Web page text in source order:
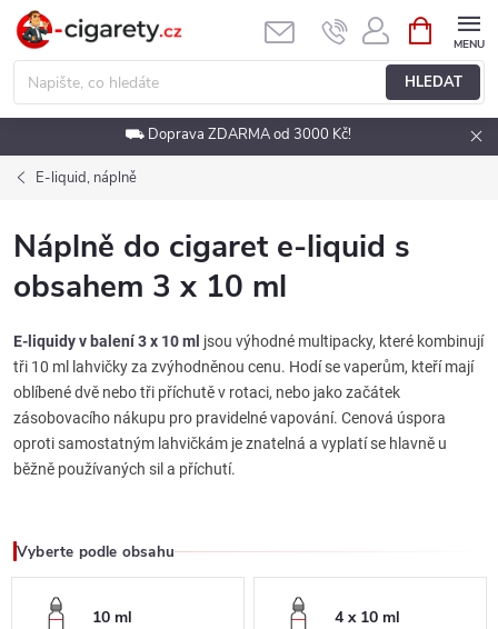
Přejít
obsah
HLEDAT
NÁKUPNÍ
KOŠÍK
⛟ Doprava ZDARMA od 3000 Kč!
E-liquid, náplně
Náplně do cigaret e-liquid s
obsahem 3 x 10 ml
E-liquidy v balení 3 x 10 ml jsou výhodné multipacky, které kombinují
tři 10 ml lahvičky za zvýhodněnou cenu. Hodí se vaperům, kteří mají
oblíbené dvě nebo tři příchutě v rotaci, nebo jako začátek
zásobovacího nákupu pro pravidelné vapování. Cenová úspora
oproti samostatným lahvičkám je znatelná a vyplatí se hlavně u
běžně používaných sil a příchutí.
Vyberte podle obsahu
10 ml 4 x 10 ml